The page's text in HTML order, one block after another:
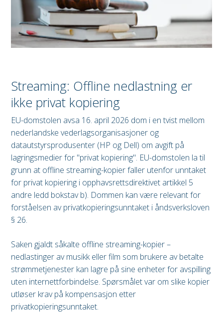
Streaming: Offline nedlastning er
ikke privat kopiering
EU-domstolen avsa 16. april 2026 dom i en tvist mellom
nederlandske vederlagsorganisasjoner og
datautstyrsprodusenter (HP og Dell) om avgift på
lagringsmedier for "privat kopiering". EU-domstolen la til
grunn at offline streaming-kopier faller utenfor unntaket
for privat kopiering i opphavsrettsdirektivet artikkel 5
andre ledd bokstav b). Dommen kan være relevant for
forståelsen av privatkopieringsunntaket i åndsverksloven
§ 26.
Saken gjaldt såkalte offline streaming-kopier –
nedlastinger av musikk eller film som brukere av betalte
strømmetjenester kan lagre på sine enheter for avspilling
uten internettforbindelse. Spørsmålet var om slike kopier
utløser krav på kompensasjon etter
privatkopieringsunntaket.